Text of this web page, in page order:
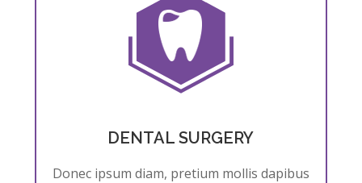
DENTAL SURGERY
Donec ipsum diam, pretium mollis dapibus